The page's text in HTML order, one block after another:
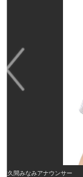
佐久間みなみアナウンサー